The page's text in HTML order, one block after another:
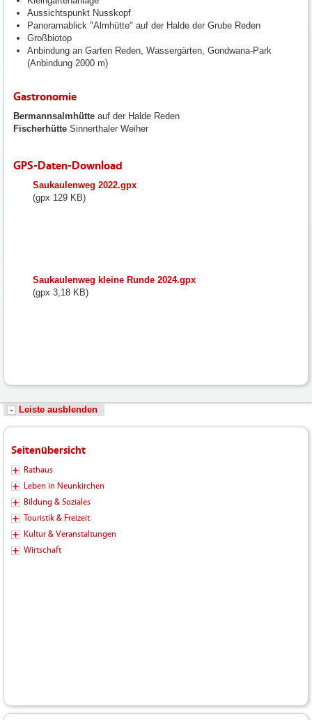
Aussichtspunkt Nusskopf
Panoramablick "Almhütte" auf der Halde der Grube Reden
Großbiotop
Anbindung an Garten Reden, Wassergärten, Gondwana-Park
(Anbindung 2000 m)
Gastronomie
Bermannsalmhütte auf der Halde Reden
Fischerhütte Sinnerthaler Weiher
GPS-Daten-Download
fileadmin/user_upload/neunkirchen/10_Dateien-
Hochladen/102_Dateien-
Saukaulenweg 2022.gpx
(gpx 129 KB)
fileadmin/user_upload/neunkirchen/10_Dateien-
Hochladen/102_Dateien-
Saukaulenweg kleine Runde 2024.gpx
(gpx 3,18 KB)
Leiste ausblenden
Seitenübersicht
Rathaus
Leben in Neunkirchen
Bildung & Soziales
Touristik & Freizeit
Kultur & Veranstaltungen
Wirtschaft